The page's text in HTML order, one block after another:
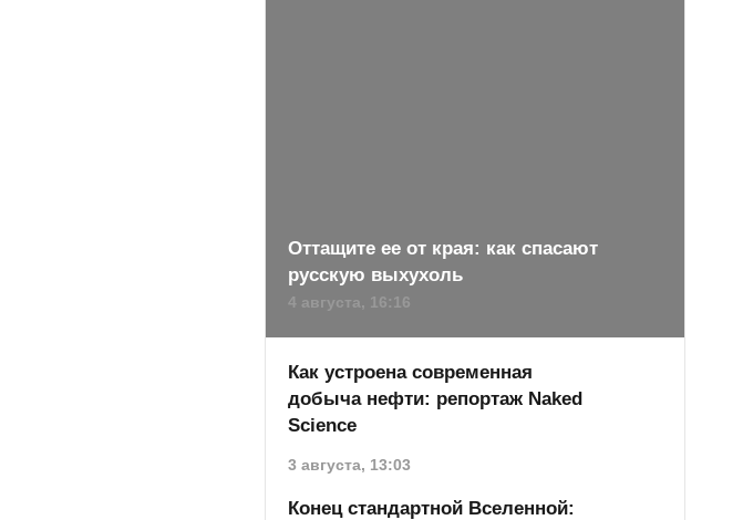
Оттащите ее от края: как спасают
русскую выхухоль
4 августа, 16:16
Как устроена современная
добыча нефти: репортаж Naked
Science
3 августа, 13:03
Конец стандартной Вселенной: